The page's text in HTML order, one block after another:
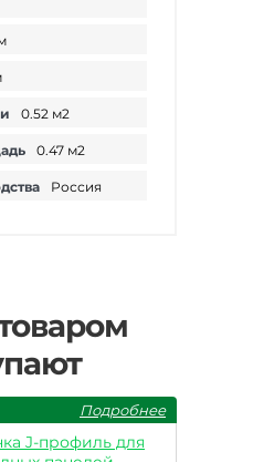
0.52 м2
0.47 м2
Россия
Подробнее
J-профиль для